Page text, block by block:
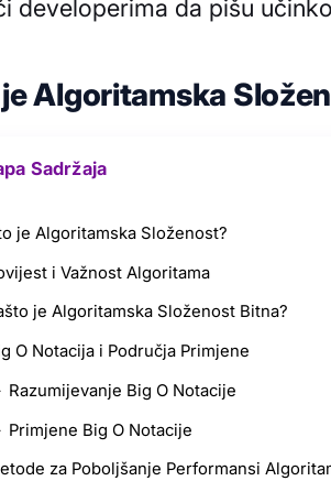
developerima da pišu
Algoritamska
Sadržaja
je Algoritamska Složenost?
i Važnost Algoritama
je Algoritamska Složenost Bitna?
O Notacija i Područja Primjene
Razumijevanje Big O Notacije
Primjene Big O Notacije
za Poboljšanje Performansi